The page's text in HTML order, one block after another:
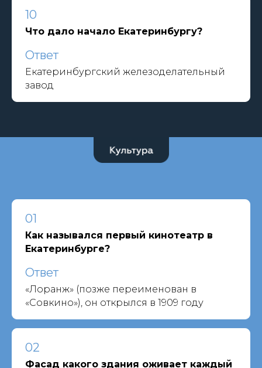
10
Что дало начало Екатеринбургу?
Ответ
Екатеринбургский железоделательный
завод
01
Как назывался первый кинотеатр в
Екатеринбурге?
Ответ
«Лоранж» (позже переименован в
«Совкино»), он открылся в 1909 году
02
Фасад какого здания оживает каждый